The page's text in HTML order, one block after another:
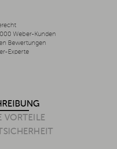
Weber-Kunden
Bewertungen
Experte
VORTEILE